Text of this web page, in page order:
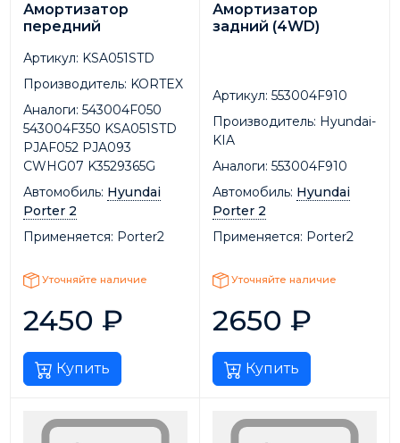
Амортизатор
передний
Артикул: KSA051STD
Производитель: KORTEX
Аналоги: 543004F050
543004F350 KSA051STD
PJAF052 PJA093
CWHG07 K3529365G
Автомобиль: Hyundai
Porter 2
Применяется: Porter2
Уточняйте наличие
2450 ₽
Купить
Амортизатор
задний (4WD)
Артикул: 553004F910
Производитель: Hyundai-
KIA
Аналоги: 553004F910
Автомобиль: Hyundai
Porter 2
Применяется: Porter2
Уточняйте наличие
2650 ₽
Купить